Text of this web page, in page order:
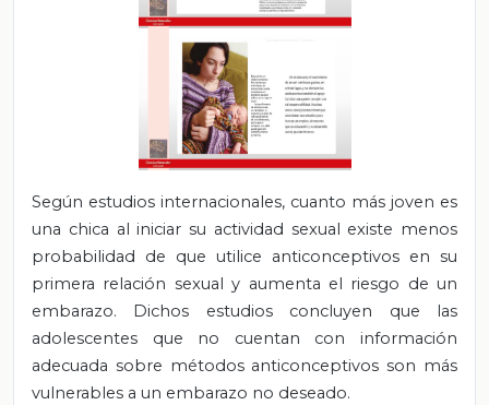
Según estudios internacionales, cuanto más joven es
una chica al iniciar su actividad sexual existe menos
probabilidad de que utilice anticonceptivos en su
primera relación sexual y aumenta el riesgo de un
embarazo. Dichos estudios concluyen que las
adolescentes que no cuentan con información
adecuada sobre métodos anticonceptivos son más
vulnerables a un embarazo no deseado.